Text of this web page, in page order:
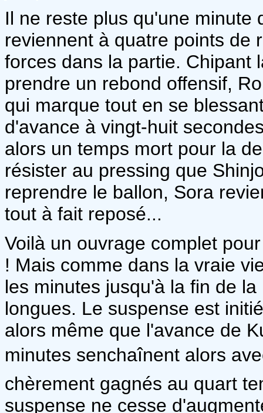
Il ne reste plus qu'une minute
reviennent à quatre points de
forces dans la partie. Chipant
prendre un rebond offensif,
qui marque tout en se
d'avance à vingt-huit
alors un temps mort pour la
résister au pressing que
reprendre le ballon, Sora
tout à fait reposé...
Voilà un ouvrage complet
! Mais comme dans la vraie
les minutes jusqu'à la fin de
longues. Le suspense est
alors même que l'avance de
minutes senchaînent alors
chèrement gagnés au quart
suspense ne cesse